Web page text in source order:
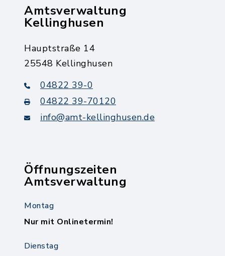
Amtsverwaltung
Kellinghusen
Hauptstraße 14
25548 Kellinghusen
04822 39-0
04822 39-70120
info@amt-kellinghusen.de
Öffnungszeiten
Amtsverwaltung
Montag
Nur mit Onlinetermin!
Dienstag